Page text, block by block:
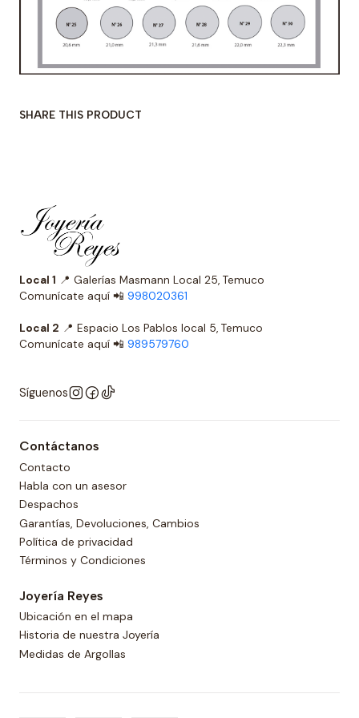
SHARE THIS PRODUCT
Local 1 📍 Galerías Masmann Local 25, Temuco
Comunícate aquí 📲 998020361
Local 2 📍 Espacio Los Pablos local 5, Temuco
Comunícate aquí 📲 989579760
Síguenos
Contáctanos
Contacto
Habla con un asesor
Despachos
Garantías, Devoluciones, Cambios
Política de privacidad
Términos y Condiciones
Joyería Reyes
Ubicación en el mapa
Historia de nuestra Joyería
Medidas de Argollas